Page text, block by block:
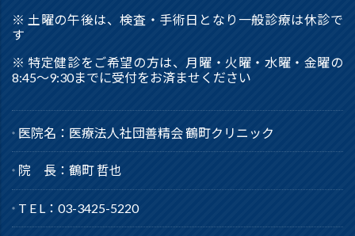
※ 土曜の午後は、検査・手術日となり一般診療は休診で
す
※ 特定健診をご希望の方は、月曜・火曜・水曜・金曜の
8:45～9:30までに受付をお済ませください
医院名：医療法人社団善精会 鶴町クリニック
院 長：鶴町 哲也
T E L：03-3425-5220